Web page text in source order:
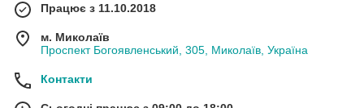
Працює з 11.10.2018
м. Миколаїв
Проспект Богоявленський, 305, Миколаїв, Україна
Контакти